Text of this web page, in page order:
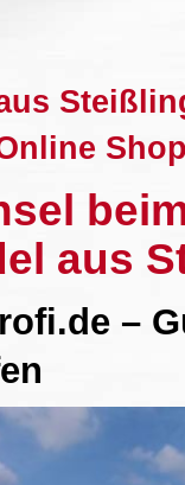
aus
–